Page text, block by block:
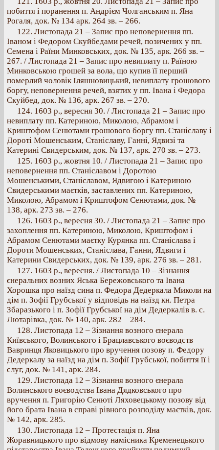
побиття і поранення п. Андрієм Чолганським п. Яна
Рогаля, док. № 134 арк. 264 зв. – 266.
122. Листопада 21 – Запис про неповернення пп.
Іваном і Федором Скуйбедами речей, позичених у пп.
Семена і Раїни Минковських, док. № 135, арк. 266 зв. –
267. / Листопада 21 – Запис про невиплату п. Раїною
Минковською грошей за вола, що купив її перший
померлий чоловік Іляшновицький, невиплату грошового
боргу, неповернення речей, взятих у пп. Івана і Федора
Скуйбед, док. № 136, арк. 267 зв. – 270.
124. 1603 p., вересня 30. / Листопада 21 – Запис про
невиплату пп. Катериною, Миколою, Абрамом і
Криштофом Сенютами грошового боргу пп. Станіславу і
Дороті Мошенським, Станіславу, Ганні, Ядвизі та
Катерині Свидерським, док. № 137, арк. 270 зв. – 273.
125. 1603 p., жовтня 10. / Листопада 21 – Запис про
неповернення пп. Станіславом і Доротою
Мошенськими, Станіславом, Ядвигою і Катериною
Свидерськими маєтків, заставлених пп. Катериною,
Миколою, Абрамом і Криштофом Сенютами, док. №
138, арк. 273 зв. – 276.
126. 1603 p., вересня 30. / Листопада 21 – Запис про
захоплення пп. Катериною, Миколою, Криштофом і
Абрамом Сенютами маєтку Курянка пп. Станіслава і
Дороти Мошенських, Станіслава, Ганни, Ядвиги і
Катерини Свидерських, док. № 139, арк. 276 зв. – 281.
127. 1603 p., вересня. / Листопада 10 – Зізнання
єнеральних возних Яська Бережовського та Івана
Хорошка про наїзд сина п. Федора Дедеркала Миколи на
дім п. Зофії Грубської у відповідь на наїзд кн. Петра
Збаразького і п. Зофії Грубської на дім Дедеркалів в. с.
Лютарівка, док. № 140, арк. 282 – 284.
128. Листопада 12 – Зізнання возного єнерала
Київського, Волинського і Брацлавського воєводств
Вавринця Яковицького про вручення позову п. Федору
Дедеркалу за наїзд на дім п. Зофії Грубської, побиття її і
слуг, док. № 141, арк. 284.
129. Листопада 12 – Зізнання возного єнерала
Волинського воєводства Івана Дядковського про
вручення п. Григорію Сенюті Ляховецькому позову від
його брата Івана в справі рівного розподілу маєтків, док.
№ 142, арк. 285.
130. Листопада 12 – Протестація п. Яна
Жоравницького про відмову намісника Кременецького